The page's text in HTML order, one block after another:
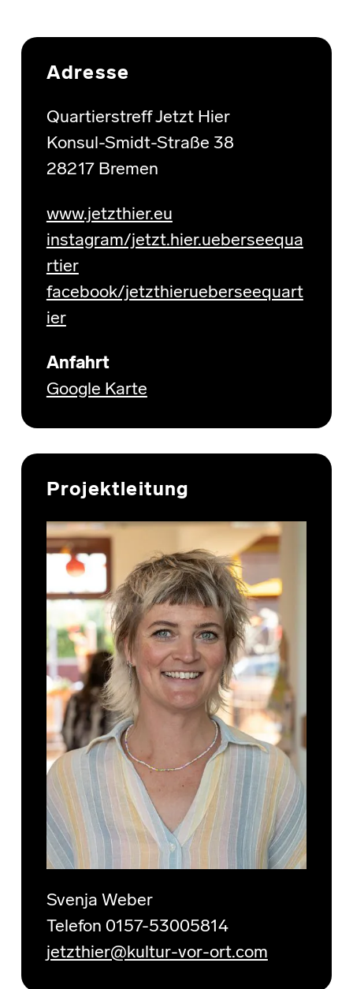
Skip back to main navigation
Adresse
Quartierstreff Jetzt Hier
Konsul-Smidt-Straße 38
28217 Bremen
www.jetzthier.eu
instagram/jetzt.hier.ueberseequa
rtier
facebook/jetzthierueberseequart
ier
Anfahrt
Google Karte
Projektleitung
Svenja Weber
Telefon 0157-53005814
jetzthier@kultur-vor-ort.com